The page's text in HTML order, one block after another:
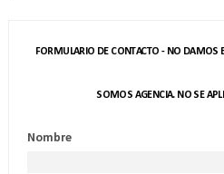
FORMULARIO DE CONTACTO - NO DAMOS
SOMOS AGENCIA. NO SE
Nombre